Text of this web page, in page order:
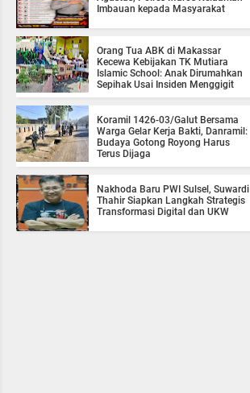
Imbauan kepada Masyarakat
Orang Tua ABK di Makassar
Kecewa Kebijakan TK Mutiara
Islamic School: Anak Dirumahkan
Sepihak Usai Insiden Menggigit
Koramil 1426-03/Galut Bersama
Warga Gelar Kerja Bakti, Danramil:
Budaya Gotong Royong Harus
Terus Dijaga
Nakhoda Baru PWI Sulsel, Suwardi
Thahir Siapkan Langkah Strategis
Transformasi Digital dan UKW